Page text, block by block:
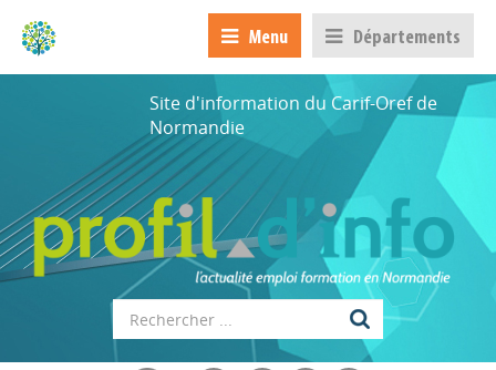
Menu Départements
Site d'information du Carif-Oref de
Normandie